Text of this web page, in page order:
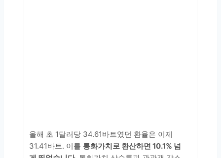
올해 초 1달러당 34.61바트였던 환율은 이제
31.41바트. 이를 통화가치로 환산하면 10.1% 넘